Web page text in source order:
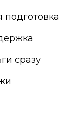
сразу